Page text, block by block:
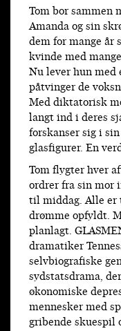
Tom bor sammen
Amanda og sin
dem for mange år
kvinde med
Nu lever hun
påtvinger de
Med diktatorisk
langt ind i deres
forskanser sig i
glasfigurer. En
Tom flygter hver
ordrer fra sin mor
til middag. Alle
drømme opfyldt.
planlagt.
dramatiker
selvbiografiske
sydstatsdrama,
økonomiske
mennesker med
gribende skuespil